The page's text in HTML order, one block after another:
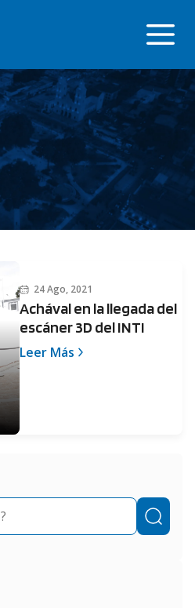
24 Ago, 2021
Achával en la llegada del
escáner 3D del INTI
Leer Más